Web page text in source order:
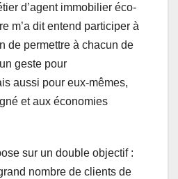
d’agent immobilier éco-
m’a dit entend participer à
de permettre à chacun de
geste pour
aussi pour eux-mêmes,
et aux économies
sur un double objectif :
nombre de clients de